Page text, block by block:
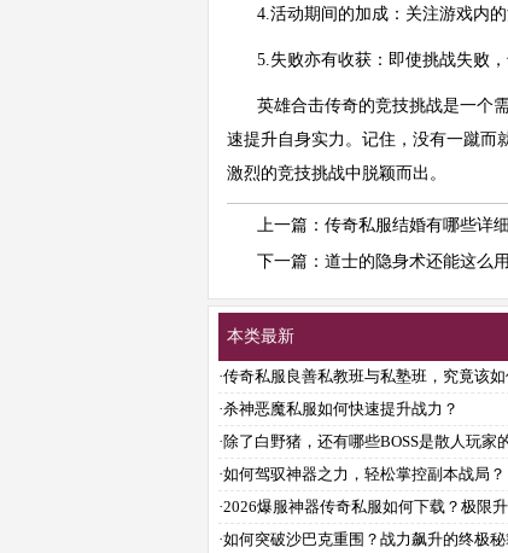
4.活动期间的加成：关注游戏内
5.失败亦有收获：即使挑战失败
英雄合击传奇的竞技挑战是一个
速提升自身实力。记住，没有一蹴而
激烈的竞技挑战中脱颖而出。
上一篇： 传奇私服结婚有哪些详
下一篇： 道士的隐身术还能这么
本类最新
·传奇私服良善私教班与私塾班，究竟该如
·杀神恶魔私服如何快速提升战力？
·除了白野猪，还有哪些BOSS是散人玩家
利？
·如何驾驭神器之力，轻松掌控副本战局？
·2026爆服神器传奇私服如何下载？极限
样让你爽到飞起？
·如何突破沙巴克重围？战力飙升的终极